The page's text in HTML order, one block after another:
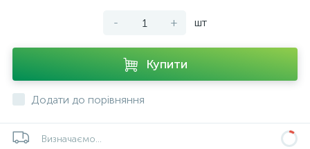
- + шт
Купити
Додати до порівняння
Визначаємо...